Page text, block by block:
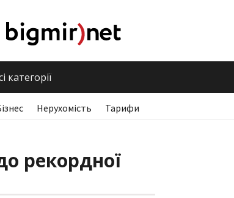
категорії
Нерухомість Тарифи
рекордної